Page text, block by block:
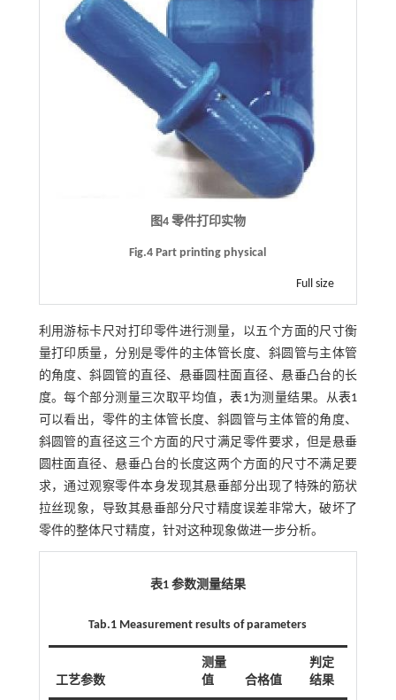
图4 零件打印实物
Fig.4 Part printing physical
Full size
利用游标卡尺对打印零件进行测量，以五个方面的尺寸衡
量打印质量，分别是零件的主体管长度、斜圆管与主体管
的角度、斜圆管的直径、悬垂圆柱面直径、悬垂凸台的长
度。每个部分测量三次取平均值，表1为测量结果。从表1
可以看出，零件的主体管长度、斜圆管与主体管的角度、
斜圆管的直径这三个方面的尺寸满足零件要求，但是悬垂
圆柱面直径、悬垂凸台的长度这两个方面的尺寸不满足要
求，通过观察零件本身发现其悬垂部分出现了特殊的筋状
拉丝现象，导致其悬垂部分尺寸精度误差非常大，破坏了
零件的整体尺寸精度，针对这种现象做进一步分析。
表1 参数测量结果
Tab.1 Measurement results of parameters
工艺参数
测量
值
合格值
判定
结果